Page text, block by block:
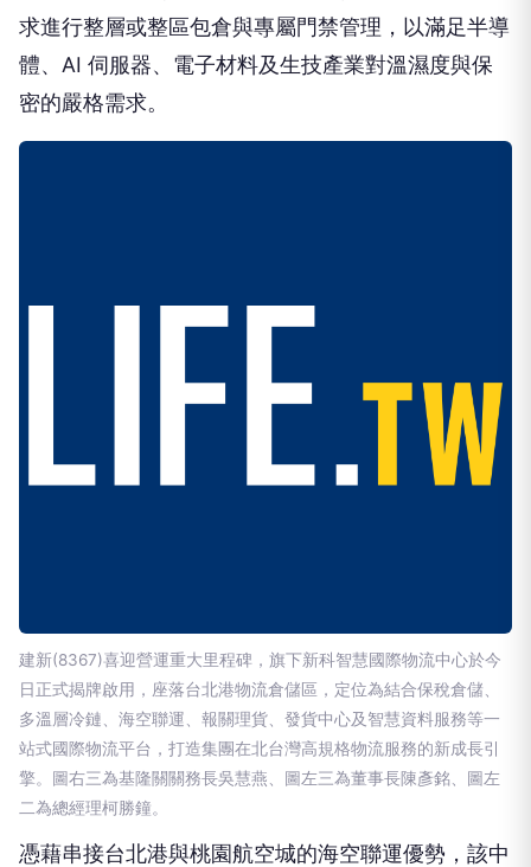
求進行整層或整區包倉與專屬門禁管理，以滿足半導
體、AI 伺服器、電子材料及生技產業對溫濕度與保
密的嚴格需求。
建新(8367)喜迎營運重大里程碑，旗下新科智慧國際物流中心於今
日正式揭牌啟用，座落台北港物流倉儲區，定位為結合保稅倉儲、
多溫層冷鏈、海空聯運、報關理貨、發貨中心及智慧資料服務等一
站式國際物流平台，打造集團在北台灣高規格物流服務的新成長引
擎。圖右三為基隆關關務長吳慧燕、圖左三為董事長陳彥銘、圖左
二為總經理柯勝鐘。
憑藉串接台北港與桃園航空城的海空聯運優勢，該中